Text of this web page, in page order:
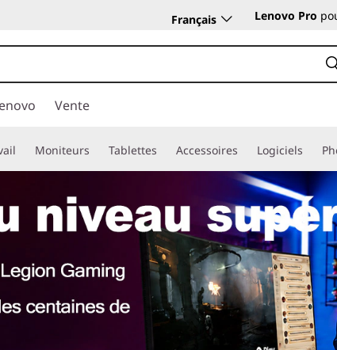
Français Lenovo Pro
Vente
Moniteurs Tablettes Accessoires Logiciels